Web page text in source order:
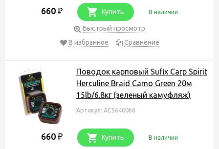
660 ₽ Купить В наличии
Быстрый просмотр
В избранное
Сравнение
Поводок карповый Sufix Carp Spirit
Herculine Braid Camo Green 20м
15lb/6.8кг (зеленый камуфляж)
Артикул: ACS640066
660 ₽ Купить В наличии